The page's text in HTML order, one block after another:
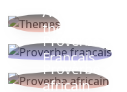
Autres
thèmes
Proverbe
Français
Proverbe
africain